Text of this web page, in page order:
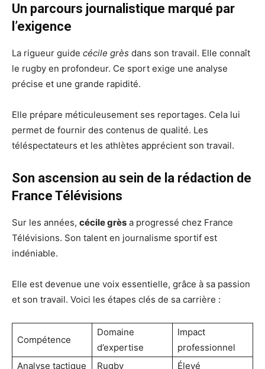
Un parcours journalistique marqué par
l’exigence
La rigueur guide cécile grès dans son travail. Elle connaît
le rugby en profondeur. Ce sport exige une analyse
précise et une grande rapidité.
Elle prépare méticuleusement ses reportages. Cela lui
permet de fournir des contenus de qualité. Les
téléspectateurs et les athlètes apprécient son travail.
Son ascension au sein de la rédaction de
France Télévisions
Sur les années, cécile grès a progressé chez France
Télévisions. Son talent en journalisme sportif est
indéniable.
Elle est devenue une voix essentielle, grâce à sa passion
et son travail. Voici les étapes clés de sa carrière :
Compétence
Domaine
d’expertise
Impact
professionnel
Analyse tactique
Rugby Élevé